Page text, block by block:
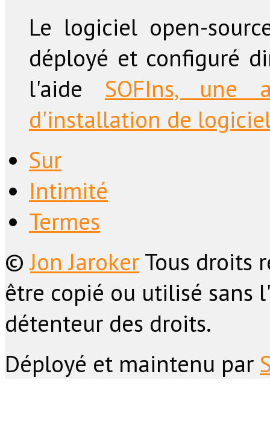
Le logiciel open-
déployé et configuré
l'aide SOFIns, une
d'installation de
Sur
Intimité
Termes
©Jon JarokerTous droits
être copié ou utilisé sans
détenteur des droits.
Déployé et maintenu par